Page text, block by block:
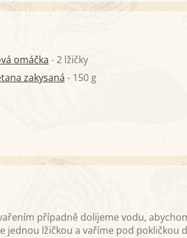
omáčka - 2 lžičky
zakysaná - 150 g
případně dolijeme vodu,
jednou lžičkou a vaříme pod pokličkou